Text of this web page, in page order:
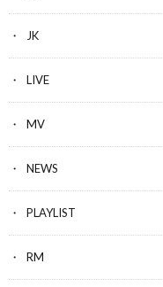
JK
LIVE
MV
NEWS
PLAYLIST
RM